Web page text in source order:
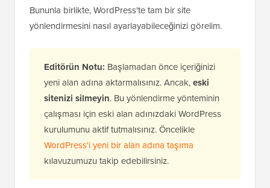
Bununla birlikte, WordPress'te tam bir site
yönlendirmesini nasıl ayarlayabileceğinizi görelim.
Editörün Notu: Başlamadan önce içeriğinizi
yeni alan adına aktarmalısınız. Ancak,eski
sitenizi silmeyin. Bu yönlendirme yönteminin
çalışması için eski alan adınızdaki WordPress
kurulumunu aktif tutmalısınız. Öncelikle
WordPress'i yeni bir alan adına taşıma
kılavuzumuzu takip edebilirsiniz.